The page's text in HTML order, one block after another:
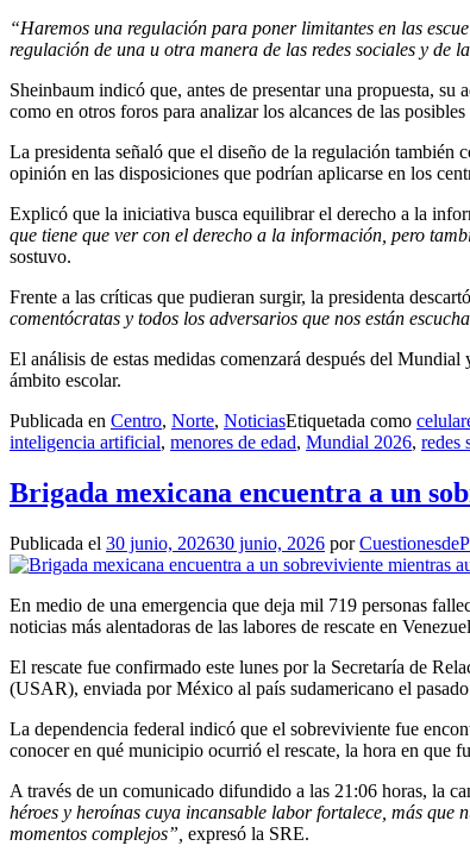
“Haremos una regulación para poner limitantes en las
regulación de una u otra manera de las redes sociales y de
Sheinbaum indicó que, antes de presentar una propuesta,
como en otros foros para analizar los alcances de las posibles
La presidenta señaló que el diseño de la regulación también
opinión en las disposiciones que podrían aplicarse en los
Explicó que la iniciativa busca equilibrar el derecho a la
que tiene que ver con el derecho a la información, pero
sostuvo.
Frente a las críticas que pudieran surgir, la presidenta
comentócratas y todos los adversarios que nos están
El análisis de estas medidas comenzará después del
ámbito escolar.
Publicada en Centro, Norte, NoticiasEtiquetada como
inteligencia artificial, menores de edad, Mundial 2026, redes
Brigada mexicana encuentra a un
Publicada el 30 junio, 202630 junio, 2026 por
En medio de una emergencia que deja mil 719 personas
noticias más alentadoras de las labores de rescate en
El rescate fue confirmado este lunes por la Secretaría de
(USAR), enviada por México al país sudamericano el
La dependencia federal indicó que el sobreviviente fue
conocer en qué municipio ocurrió el rescate, la hora en que
A través de un comunicado difundido a las 21:06 horas, la
héroes y heroínas cuya incansable labor fortalece, más
momentos complejos”, expresó la SRE.